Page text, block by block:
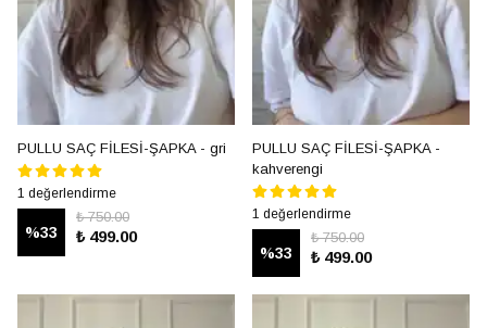
PULLU SAÇ FİLESİ-ŞAPKA - gri
1 değerlendirme
%33
₺ 750.00
₺ 499.00
PULLU SAÇ FİLESİ-ŞAPKA -
kahverengi
1 değerlendirme
%33
₺ 750.00
₺ 499.00